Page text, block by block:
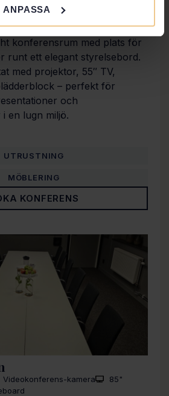
ANPASSA
INFO
UTRUSTNING
MÖBLERING
konferensrum med plats för
runt ett elegant styrelsebord.
med projektor, 55″ TV,
– perfekt för
och
en lugn miljö.
KONFERENS
Videokonferens-kamera
85"